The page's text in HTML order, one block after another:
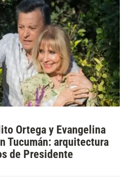
Ortega y Evangelina
Tucumán: arquitectura
de Presidente